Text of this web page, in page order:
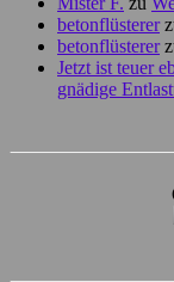
betonflüsterer
betonflüsterer
Jetzt ist teuer
gnädige